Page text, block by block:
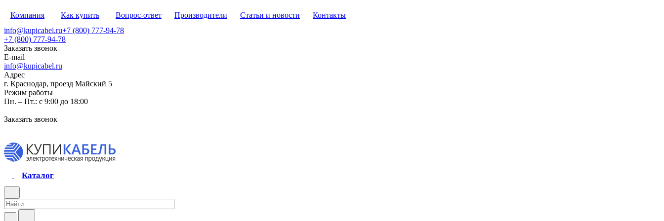
Компания Как купить Вопрос-ответ Производители Статьи и новости
Контакты
info@kupicabel.ru+7 (800) 777-94-78
+7 (800) 777-94-78
Заказать звонок
E-mail
info@kupicabel.ru
Адрес
г. Краснодар, проезд Майский 5
Режим работы
Пн. – Пт.: с 9:00 до 18:00
Заказать звонок
Каталог